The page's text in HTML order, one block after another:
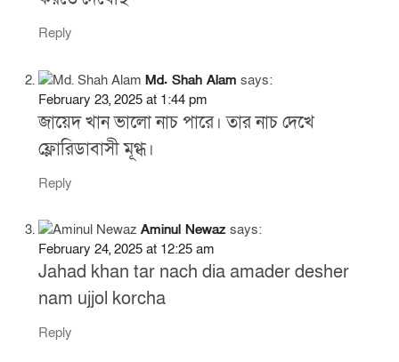
Reply
Md. Shah Alam says:
February 23, 2025 at 1:44 pm
জায়েদ খান ভালো নাচ পারে। তার নাচ দেখে
ফ্লোরিডাবাসী মূগ্ধ।
Reply
Aminul Newaz says:
February 24, 2025 at 12:25 am
Jahad khan tar nach dia amader desher
nam ujjol korcha
Reply